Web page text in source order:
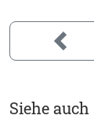
Siehe auch